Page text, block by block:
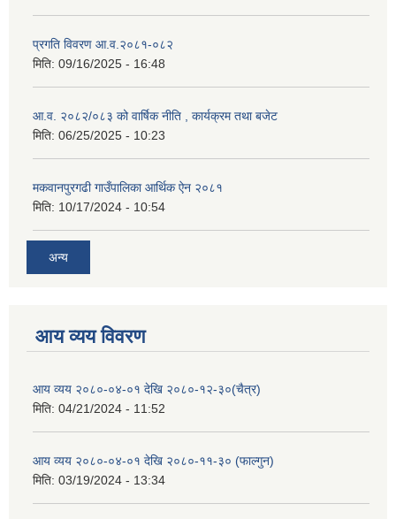
प्रगति विवरण आ.व.२०८१-०८२
मिति: 09/16/2025 - 16:48
आ.व. २०८२/०८३ को वार्षिक नीति , कार्यक्रम तथा बजेट
मिति: 06/25/2025 - 10:23
मकवानपुरगढी गाउँपालिका आर्थिक ‌‌‌ऐन २०८१
मिति: 10/17/2024 - 10:54
अन्य
आय व्यय विवरण
आय व्यय २०८०-०४-०१ देखि २०८०-१२-३०(चैत्र)
मिति: 04/21/2024 - 11:52
आय व्यय २०८०-०४-०१ देखि २०८०-११-३० (फाल्गुन)
मिति: 03/19/2024 - 13:34